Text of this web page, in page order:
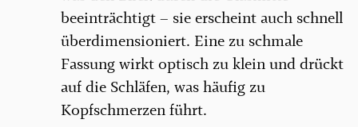
beeinträchtigt – sie erscheint auch schnell
überdimensioniert. Eine zu schmale
Fassung wirkt optisch zu klein und drückt
auf die Schläfen, was häufig zu
Kopfschmerzen führt.